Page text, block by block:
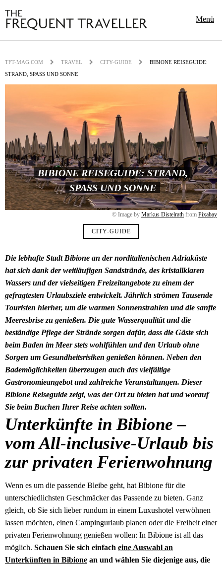
Menü
TFT-MAG.COM TRAVEL CITY-GUIDE
BIBIONE REISEGUIDE:
STRAND, SPASS UND SONNE
BIBIONE REISEGUIDE: STRAND,
SPASS UND SONNE
© Image by Markus Distelrath from Pixabay
CITY-GUIDE
Die lebhafte Stadt Bibione an der norditalienischen Adriaküste
hat sich dank der weitläufigen Sandstrände, des kristallklaren
Wassers und der vielseitigen Freizeitangebote zu einem der
gefragtesten Urlaubsziele entwickelt. Jährlich strömen Tausende
Touristen hierher, um die warmen Sonnenstrahlen und die sanfte
Meeresbrise zu genießen. Die gute Wasserqualität und die
beständige Pflege der Strände sorgen dafür, dass die Gäste sich
beim Baden im Meer stets wohlfühlen und den Urlaub ohne
Sorgen um Gesundheitsrisiken genießen können. Neben den
Bademöglichkeiten überzeugen auch das vielfältige
Gastronomieangebot und zahlreiche Veranstaltungen. Dieser
Bibione Reiseguide zeigt, was der Ort zu bieten hat und worauf
Sie beim Buchen Ihrer Reise achten sollten.
Unterkünfte in Bibione –
vom All-inclusive-Urlaub bis
zur privaten Ferienwohnung
Wenn es um die passende Bleibe geht, hat Bibione für die
unterschiedlichsten Geschmäcker das Passende zu bieten. Ganz
gleich, ob Sie sich lieber rundum in einem Luxushotel verwöhnen
lassen möchten, einen Campingurlaub planen oder die Freiheit einer
privaten Ferienwohnung genießen wollen: In Bibione ist all das
möglich. Schauen Sie sich einfach eine Auswahl an
Unterkünften in Bibione an und wählen Sie diejenige aus, die